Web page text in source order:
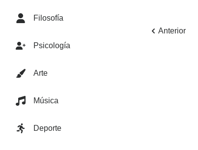
Filosofía
Psicología
Arte
Música
Deporte
Anterior